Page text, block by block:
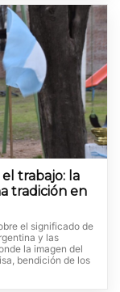
trabajo: la
tradición en
el significado de
y las
la imagen del
bendición de los